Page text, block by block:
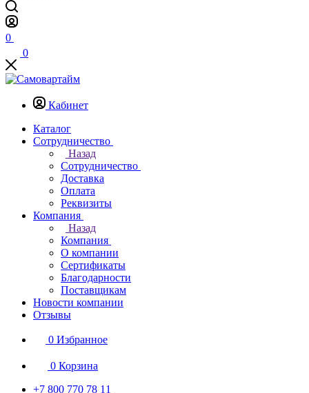
0
0
Кабинет
Каталог
Сотрудничество
Назад
Сотрудничество
Доставка
Оплата
Реквизиты
Компания
Назад
Компания
О компании
Сертификаты
Благодарности
Поставщикам
Новости компании
Отзывы
0 Избранное
0 Корзина
+7 800 770 78 11